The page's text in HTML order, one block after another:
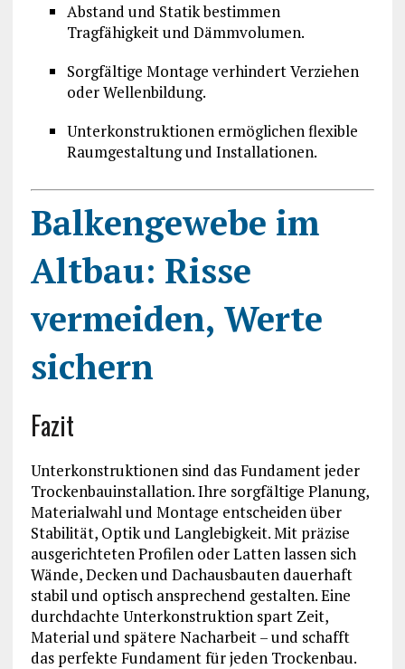
Abstand und Statik bestimmen
Tragfähigkeit und Dämmvolumen.
Sorgfältige Montage verhindert Verziehen
oder Wellenbildung.
Unterkonstruktionen ermöglichen flexible
Raumgestaltung und Installationen.
Balkengewebe im
Altbau: Risse
vermeiden, Werte
sichern
Fazit
Unterkonstruktionen sind das Fundament jeder
Trockenbauinstallation. Ihre sorgfältige Planung,
Materialwahl und Montage entscheiden über
Stabilität, Optik und Langlebigkeit. Mit präzise
ausgerichteten Profilen oder Latten lassen sich
Wände, Decken und Dachausbauten dauerhaft
stabil und optisch ansprechend gestalten. Eine
durchdachte Unterkonstruktion spart Zeit,
Material und spätere Nacharbeit – und schafft
das perfekte Fundament für jeden Trockenbau.